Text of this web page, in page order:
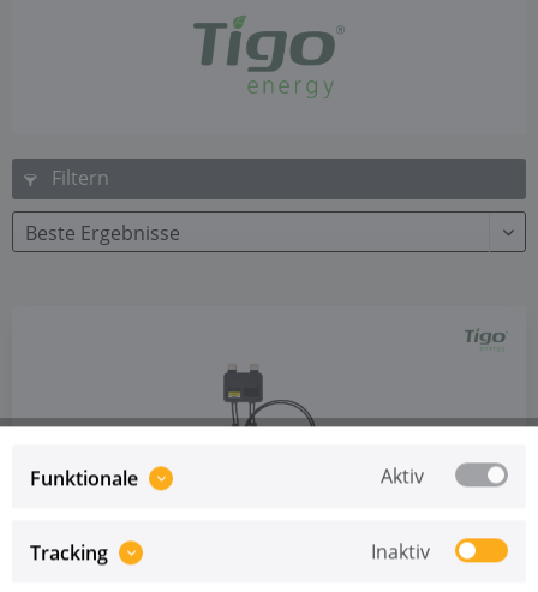
Filtern
Tigo Maximizer TS4-A-O MC4
Funktionale Aktiv
Tracking Inaktiv